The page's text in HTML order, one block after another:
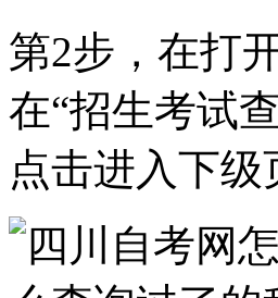
第2步，在打
在“招生考试
点击进入下级